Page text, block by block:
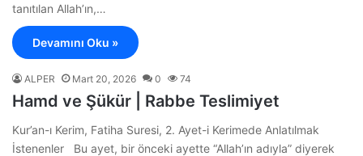
tanıtılan Allah’ın,…
Devamını Oku »
ALPER Mart 20, 2026 0 74
Hamd ve Şükür | Rabbe Teslimiyet
Kur’an-ı Kerim, Fatiha Suresi, 2. Ayet-i Kerimede Anlatılmak
İstenenler Bu ayet, bir önceki ayette “Allah’ın adıyla” diyerek